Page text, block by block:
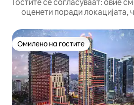
Гостите се согласуваат: овие
оценети поради локацијата,
Омилено на гостите
Омилено на гостите